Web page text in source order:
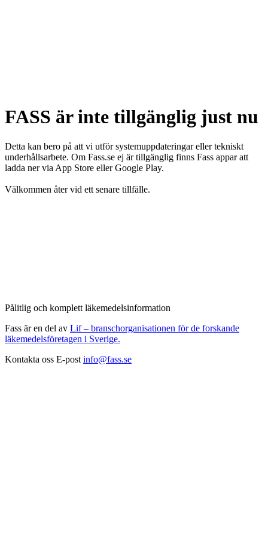
FASS är inte tillgänglig just nu
Detta kan bero på att vi utför systemuppdateringar eller tekniskt
underhållsarbete. Om Fass.se ej är tillgänglig finns Fass appar att
ladda ner via App Store eller Google Play.
Välkommen åter vid ett senare tillfälle.
Pålitlig och komplett läkemedelsinformation
Fass är en del av Lif – branschorganisationen för de forskande
läkemedelsföretagen i Sverige.
Kontakta oss E-post info@fass.se